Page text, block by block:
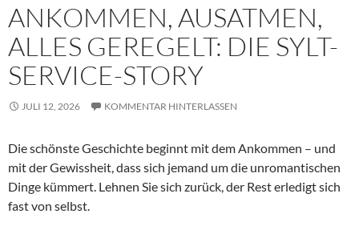
ANKOMMEN, AUSATMEN,
ALLES GEREGELT: DIE SYLT-
SERVICE-STORY
JULI 12, 2026 KOMMENTAR HINTERLASSEN
Die schönste Geschichte beginnt mit dem Ankommen – und
mit der Gewissheit, dass sich jemand um die unromantischen
Dinge kümmert. Lehnen Sie sich zurück, der Rest erledigt sich
fast von selbst.